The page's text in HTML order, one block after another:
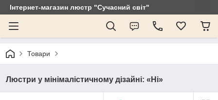
Інтернет-магазин люстр "Сучасний світ"
Товари
Люстри у мінімалістичному дізайні: «Ні»